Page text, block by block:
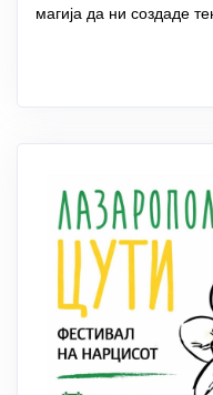
магија да ни создаде